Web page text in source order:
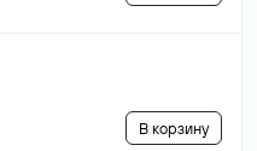
В корзину